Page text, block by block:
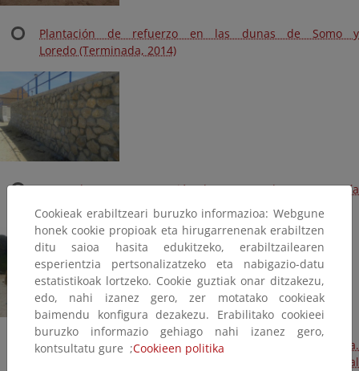
Plantación de refuerzo en las dunas de Somo y
Loredo (Terminada, 2014)
Paseo de Somo. Reparación de muretes de mampostería
(Plan Litoral 2014, Terminada)
Playa de Galizano. Reparación de pasarela de madera.
Relleno de rampas mediante piedra escollera (Plan Litoral
Cookieak erabiltzeari buruzko informazioa: Webgune
honek cookie propioak eta hirugarrenenak erabiltzen
ditu saioa hasita edukitzeko, erabiltzailearen
esperientzia pertsonalizatzeko eta nabigazio-datu
estatistikoak lortzeko. Cookie guztiak onar ditzakezu,
edo, nahi izanez gero, zer motatako cookieak
baimendu konfigura dezakezu. Erabilitako cookieei
buruzko informazio gehiago nahi izanez gero,
kontsultatu gure ;Cookieen politika